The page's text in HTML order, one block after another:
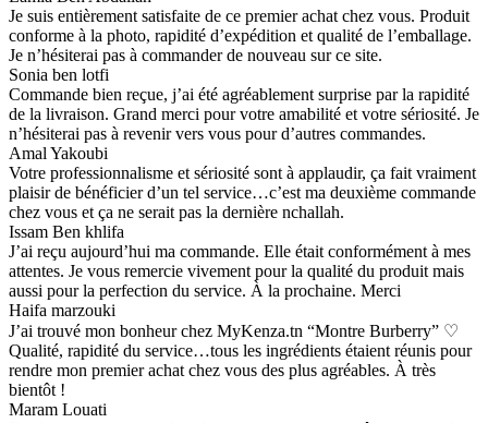
Je suis entièrement satisfaite de ce premier achat chez vous. Produit
conforme à la photo, rapidité d’expédition et qualité de l’emballage.
Je n’hésiterai pas à commander de nouveau sur ce site.
Sonia ben lotfi
Commande bien reçue, j’ai été agréablement surprise par la rapidité
de la livraison. Grand merci pour votre amabilité et votre sériosité. Je
n’hésiterai pas à revenir vers vous pour d’autres commandes.
Amal Yakoubi
Votre professionnalisme et sériosité sont à applaudir, ça fait vraiment
plaisir de bénéficier d’un tel service…c’est ma deuxième commande
chez vous et ça ne serait pas la dernière nchallah.
Issam Ben khlifa
J’ai reçu aujourd’hui ma commande. Elle était conformément à mes
attentes. Je vous remercie vivement pour la qualité du produit mais
aussi pour la perfection du service. À la prochaine. Merci
Haifa marzouki
J’ai trouvé mon bonheur chez MyKenza.tn “Montre Burberry” ♡
Qualité, rapidité du service…tous les ingrédients étaient réunis pour
rendre mon premier achat chez vous des plus agréables. À très
bientôt !
Maram Louati